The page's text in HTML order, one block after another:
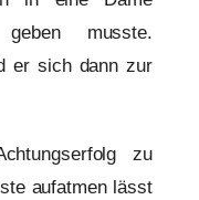
geben musste.
er sich dann zur
zu
aufatmen lässt